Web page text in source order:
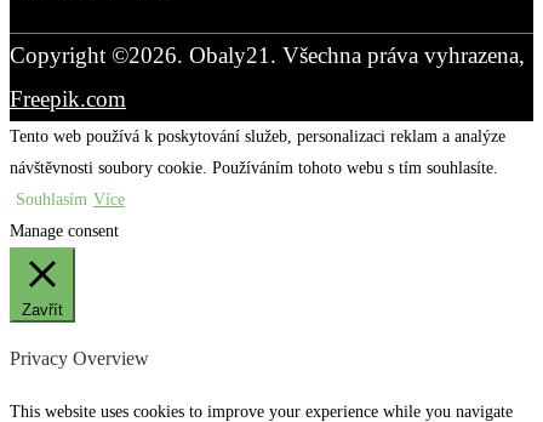
Copyright ©2026. Obaly21. Všechna práva vyhrazena,
Freepik.com
Tento web používá k poskytování služeb, personalizaci reklam a analýze
návštěvnosti soubory cookie. Používáním tohoto webu s tím souhlasíte.
Souhlasím Více
Manage consent
Zavřít
Privacy Overview
This website uses cookies to improve your experience while you navigate